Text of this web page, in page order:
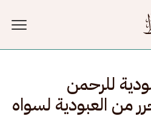
للرحمن
من العبودية لسواه